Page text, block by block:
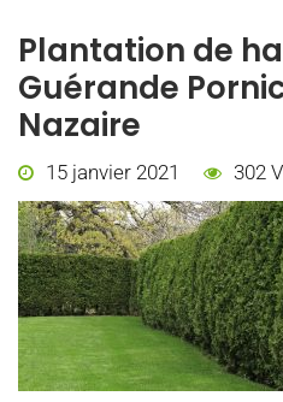
Plantation de
Guérande
Nazaire
15 janvier 2021 302